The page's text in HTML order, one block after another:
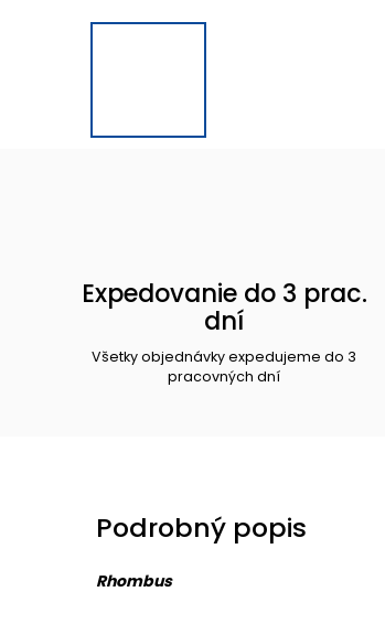
Expedovanie do 3 prac.
dní
Všetky objednávky expedujeme do 3
pracovných dní
Podrobný popis
Rhombus